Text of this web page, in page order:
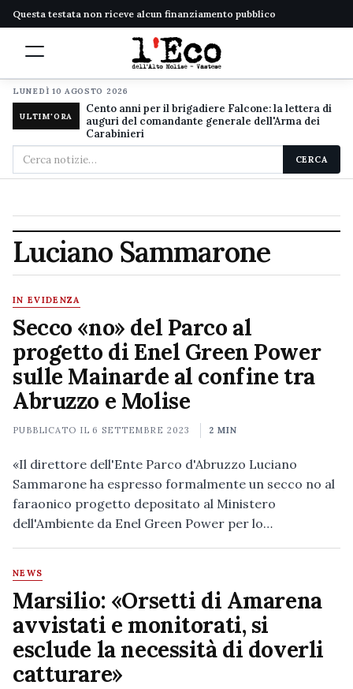
Questa testata non riceve alcun finanziamento pubblico
LUNEDÌ 10 AGOSTO 2026
ULTIM'ORA
Cento anni per il brigadiere Falcone: la lettera di
auguri del comandante generale dell'Arma dei
Carabinieri
Cerca
nel
CERCA
Luciano Sammarone
IN EVIDENZA
Secco «no» del Parco al
progetto di Enel Green Power
sulle Mainarde al confine tra
Abruzzo e Molise
PUBBLICATO IL 6 SETTEMBRE 2023 2 MIN
«Il direttore dell'Ente Parco d'Abruzzo Luciano
Sammarone ha espresso formalmente un secco no al
faraonico progetto depositato al Ministero
dell'Ambiente da Enel Green Power per lo…
NEWS
Marsilio: «Orsetti di Amarena
avvistati e monitorati, si
esclude la necessità di doverli
catturare»